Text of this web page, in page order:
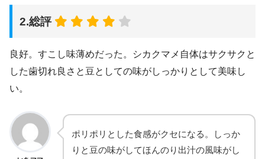
2.総評
良好。すこし味薄めだった。シカクマメ自体はサクサクと
した歯切れ良さと豆としての味がしっかりとして美味し
い。
ポリポリとした食感がクセになる。しっか
りと豆の味がしてほんのり出汁の風味がし